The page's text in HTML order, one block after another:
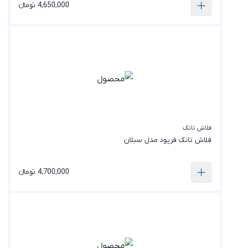
4,650,000 تومانء
فلاش تانک
فلاش تانک فرپود مدل سبلان
4,700,000 تومانء